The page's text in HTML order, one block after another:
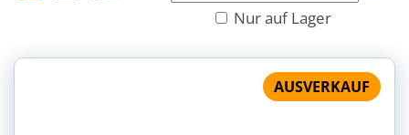
An:
Größe:
Nur auf Lager
AUSVERKAUF